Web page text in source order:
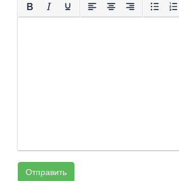
Отправить